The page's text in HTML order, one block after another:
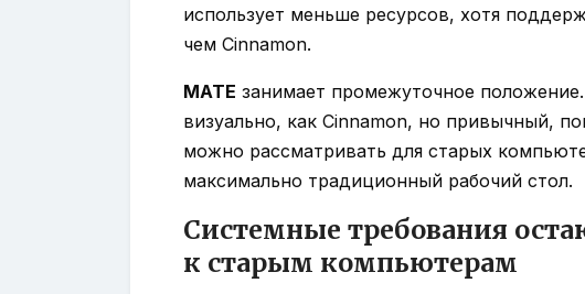
использует меньше ресурсов, хотя
чем Cinnamon.
MATE занимает промежуточное
визуально, как Cinnamon, но привычный,
можно рассматривать для старых
максимально традиционный рабочий стол.
Системные требования
к старым компьютерам